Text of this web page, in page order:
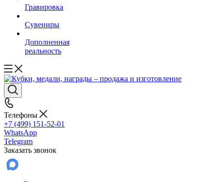
Гравировка
Сувениры
Дополненная
реальность
Телефоны
+7 (499) 151-52-01
WhatsApp
Telegram
Заказать звонок